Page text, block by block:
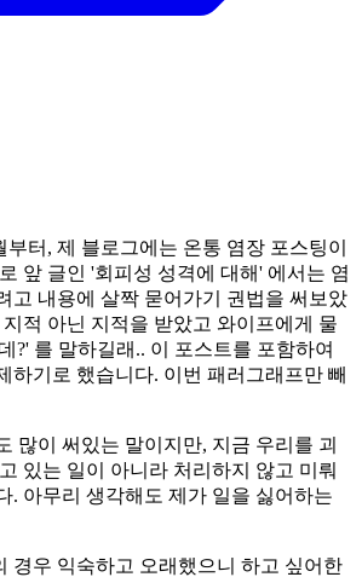
터, 제 블로그에는 온통 염장 포스팅이
앞 글인 '회피성 성격에 대해' 에서는 염
고 내용에 살짝 묻어가기 권법을 써보았
적 아닌 지적을 받았고 와이프에게 물
?' 를 말하길래.. 이 포스트를 포함하여
하기로 했습니다. 이번 패러그래프만 빼
많이 써있는 말이지만, 지금 우리를 괴
있는 일이 아니라 처리하지 않고 미뤄
. 아무리 생각해도 제가 일을 싫어하는
경우 익숙하고 오래했으니 하고 싶어한